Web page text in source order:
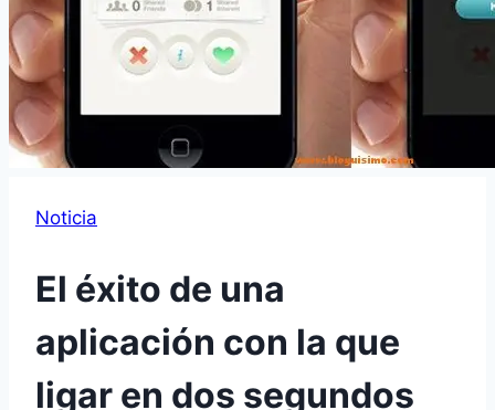
Noticia
El éxito de una
aplicación con la que
ligar en dos segundos